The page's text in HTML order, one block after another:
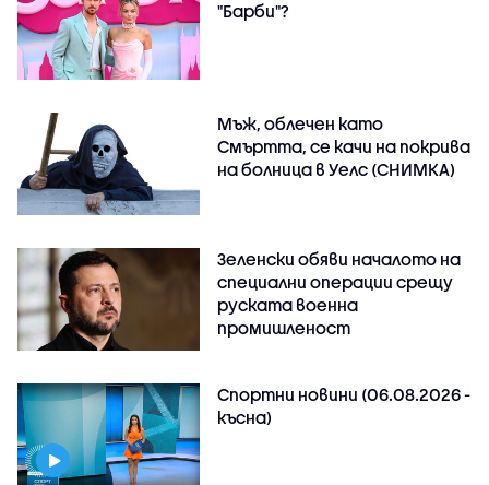
"Барби"?
Мъж, облечен като
Смъртта, се качи на покрива
на болница в Уелс (СНИМКА)
Зеленски обяви началото на
специални операции срещу
руската военна
промишленост
Спортни новини (06.08.2026 -
късна)